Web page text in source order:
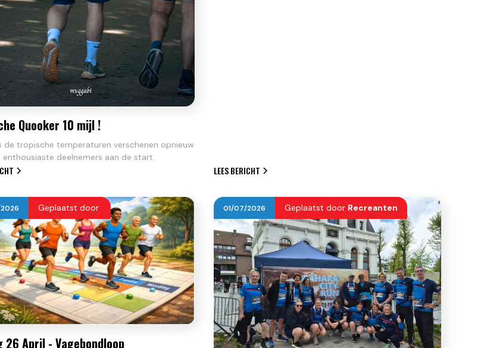
Quooker 10 mijl !
de tropische temperaturen verschenen opnieuw
enthousiaste deelnemers aan de start.
LEES BERICHT
2026 Geplaatst door
26 April - Vagebondloop
01/07/2026 Geplaatst door Recreanten